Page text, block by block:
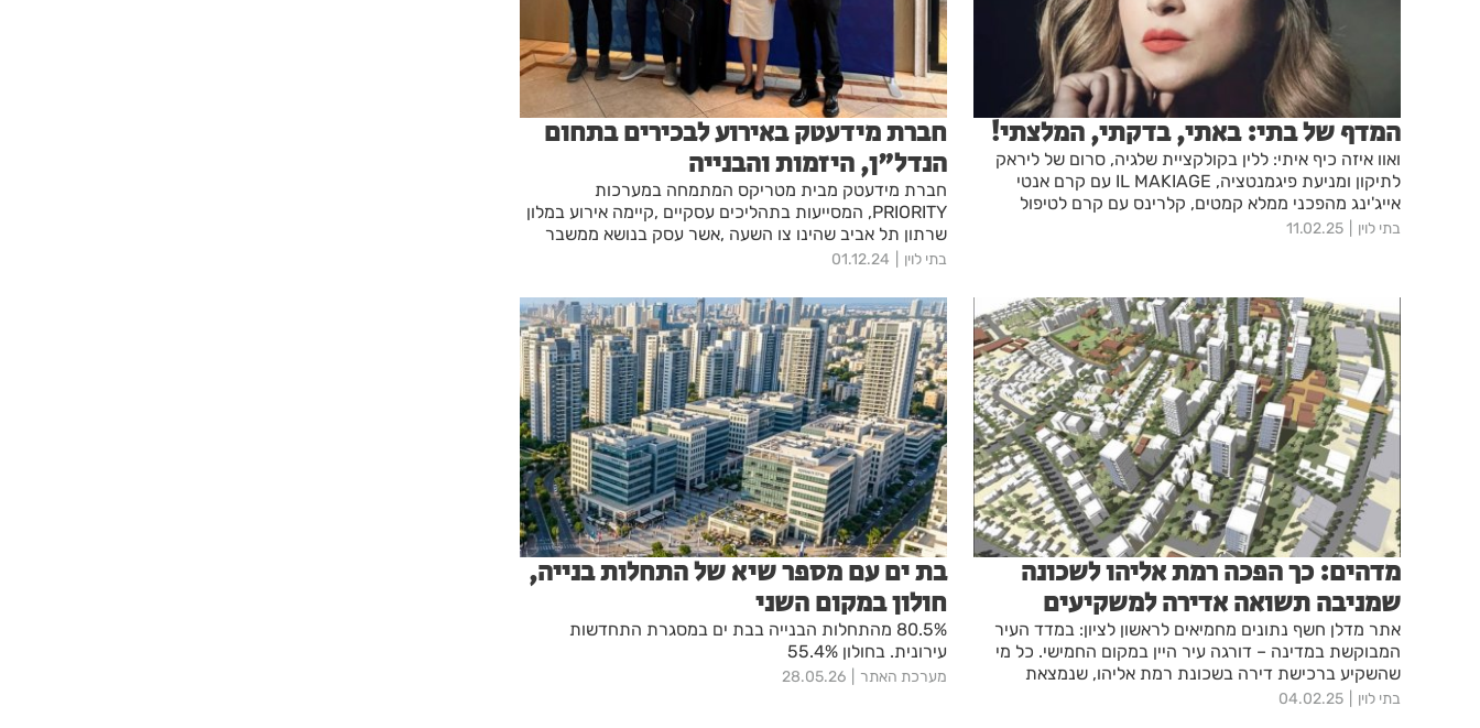
המדף של בתי: באתי, בדקתי, המלצתי!
ואוו איזה כיף איתי: ללין בקולקציית שלגיה, סרום של ליראק
לתיקון ומניעת פיגמנטציה, IL MAKIAGE עם קרם אנטי
אייג'ינג מהפכני ממלא קמטים, קלרינס עם קרם לטיפול
אלו) של הרבלייף לשער
בתי לוין 11.02.25
חברת מידעטק באירוע לבכירים בתחום
הנדל"ן, היזמות והבנייה
חברת מידעטק מבית מטריקס המתמחה במערכות
PRIORITY, המסייעות בתהליכים עסקיים ,קיימה אירוע במלון
שרתון תל אביב שהינו צו השעה ,אשר עסק בנושא ממשבר
בתי לוין 01.12.24
מדהים: כך הפכה רמת אליהו לשכונה
שמניבה תשואה אדירה למשקיעים
אתר מדלן חשף נתונים מחמיאים לראשון לציון: במדד העיר
המבוקשת במדינה – דורגה עיר היין במקום החמישי. כל מי
שהשקיע ברכישת דירה בשכונת רמת אליהו, שנמצאת
בתנופת בנייה אדירה, הניב בחמש השנים האחרונות תשואה
בתי לוין 04.02.25
בת ים עם מספר שיא של התחלות בנייה,
חולון במקום השני
80.5% מהתחלות הבנייה בבת ים במסגרת התחדשות
עירונית. בחולון 55.4%
מערכת האתר 28.05.26